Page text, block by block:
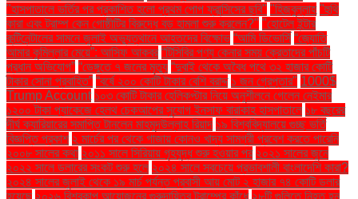
"হাসপাতালে ভর্তির পর প্রকাশিত হলো প্রথম পোপ ফ্রান্সিসের ছবি" "হিজবুল্লাহ "হুথি
কারা এবং ট্রাম্প কেন গোষ্ঠীটির বিরুদ্ধে বড় হামলা শুরু করলেন?" "হোটেল ইন্টার
কন্টিনেন্টালের সামনে জুলাই অভ্যুত্থানে আহতদের বিক্ষোভ “আমি ডিভোর্সি “জ্যোতি
আমার কুমিল্লার মেয়ে”: আসিফ আকবর “টিসিবির পণ্য কেনার সময় ক্রেতাদের পাঁচটি
প্রধান অভিযোগ” “ডেঙ্গুতে ৭ জনের মৃত্যু “দুবাই থেকে অবৈধ পথে ৩২ হাজার কোটি
টাকার সোনা প্রবাহিত” “বর্ষে ২০০ কোটি টাকার বেশি বরাদ্দ ১ জন গ্রেপ্তার" 1000$
Trump Account ১০৩ কোটি টাকার হেলিকপ্টার নিয়ে অনুশীলনে গেলেন নেইমার
১২০০ টাকা প্যাকেজে হেলথ চেকআপের সুযোগ ইনসাফ বারাকাহ হাসপাতালে ১৮ বছরের
দীর্ঘ ক্যারিয়ারের সমাপ্তি টানলেন মাহমুদউল্লাহ রিয়াদ ১৯ বিশ্ববিদ্যালয়ে গুচ্ছ ভর্তি
বিজ্ঞপ্তি প্রকাশ ২ মার্চের পর থেকে গাজায় কোনও খাদ্য সামগ্রী প্রবেশ করতে পারেনি
২০০৮ সালের কথা ২০১১ সালে সিরিয়ায় গৃহযুদ্ধ শুরু হওয়ার পর ২০২১ সালের জুনে
২০২২ সালে ডলারের সংকট শুরু হলে ২০২৪ সালে সবচেয়ে প্রভাবশালী বাংলাদেশি কারা?
২০২৪ সালের জুলাই থেকে ১৯ মার্চ পর্যন্ত প্রবাসী আয় মোট ২ হাজার ৭৪ কোটি ডলার
হয়েছে ২০২৬ বিশ্বকাপ আয়োজনের গুরুদায়িত্ব ট্রাম্পের কাঁধে ২৮টি গুলিতে নিহত হন